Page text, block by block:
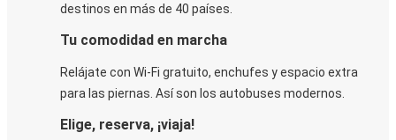
destinos en más de 40 países.
Tu comodidad en marcha
Relájate con Wi-Fi gratuito, enchufes y espacio extra
para las piernas. Así son los autobuses modernos.
Elige, reserva, ¡viaja!